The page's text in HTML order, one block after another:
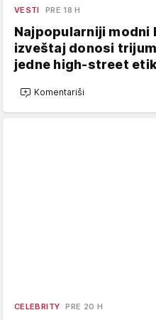
VESTI PRE 18 H
Najpopularniji modni
izveštaj donosi
jedne high-street
Komentariši
CELEBRITY PRE 20 H